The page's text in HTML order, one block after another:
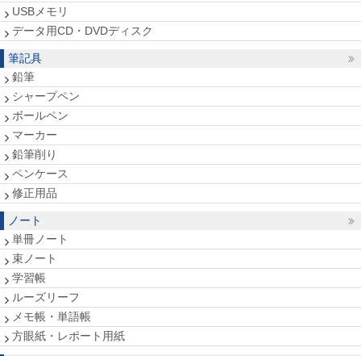
USBメモリ
データ用CD・DVDディスク
筆記具
鉛筆
シャープペン
ボールペン
マーカー
鉛筆削り
ペンケース
修正用品
ノート
単冊ノート
束ノート
学習帳
ルーズリーフ
メモ帳・単語帳
方眼紙・レポート用紙